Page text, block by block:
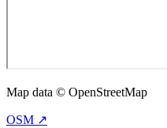
Map data © OpenStreetMap
OSM ↗